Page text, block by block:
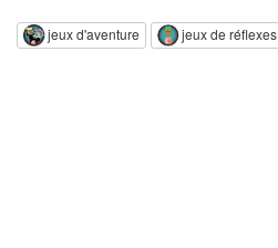
jeux d'aventure jeux de réflexes